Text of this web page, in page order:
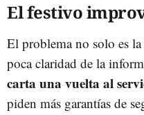
El festivo
El problema no solo es
poca claridad de la
carta una vuelta al
piden más garantías de